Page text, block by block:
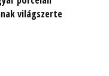
világszerte